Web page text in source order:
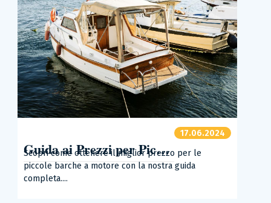
Guida ai Prezzi per Piccole Imbarcazioni a Motore
17.06.2024
Scopri come ottenere il miglior prezzo per le
piccole barche a motore con la nostra guida
completa....